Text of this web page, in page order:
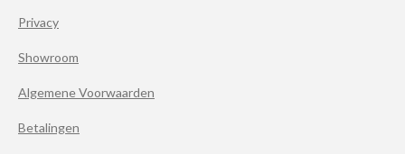
Privacy
Showroom
Algemene Voorwaarden
Betalingen